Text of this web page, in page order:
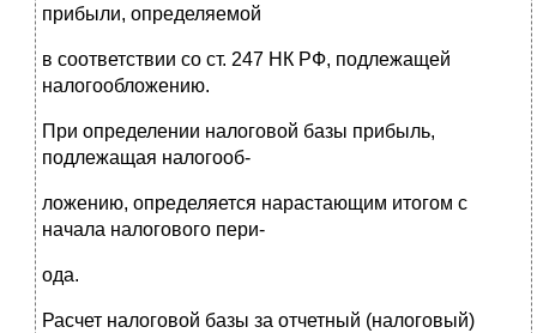
прибыли, определяемой
в соответствии со ст. 247 НК РФ, подлежащей
налогообложению.
При определении налоговой базы прибыль,
подлежащая налогооб-
ложению, определяется нарастающим итогом с
начала налогового пери-
ода.
Расчет налоговой базы за отчетный (налоговый)